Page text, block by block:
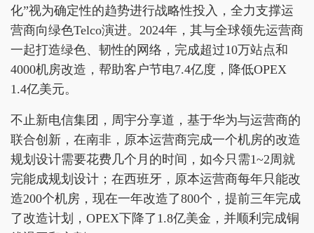
化”视为确定性的趋势进行战略性投入，全力支撑运
营商向绿色Telco演进。2024年，其与全球领先运营商
一起打造绿色、韧性的网络，完成超过10万站点和
4000机房改造，帮助客户节电7.4亿度，降低OPEX
1.4亿美元。
不止新电信集团，周宇分享道，基于华为与运营商的
联合创新，在南非，原本运营商完成一个机房的改造
规划设计需要花费几个月的时间，如今只需1~2周就
完能成规划设计；在西班牙，原本运营商每年只能改
造200个机房，现在一年改造了800个，提前三年完成
了改造计划，OPEX下降了1.8亿美金，并顺利完成铜